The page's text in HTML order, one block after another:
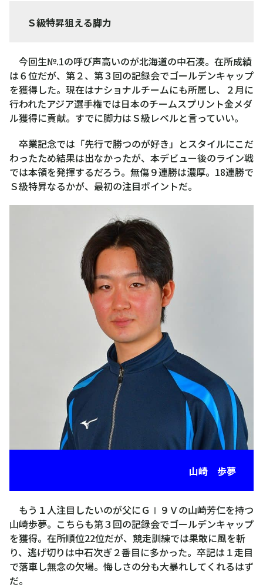
Ｓ級特昇狙える脚力
今回生№.1の呼び声高いのが北海道の中石湊。在所成績
は６位だが、第２、第３回の記録会でゴールデンキャップ
を獲得した。現在はナショナルチームにも所属し、２月に
行われたアジア選手権では日本のチームスプリント金メダ
ル獲得に貢献。すでに脚力はＳ級レベルと言っていい。
卒業記念では「先行で勝つのが好き」とスタイルにこだ
わったため結果は出なかったが、本デビュー後のライン戦
では本領を発揮するだろう。無傷９連勝は濃厚。18連勝で
Ｓ級特昇なるかが、最初の注目ポイントだ。
山崎 歩夢
もう１人注目したいのが父にＧⅠ９Ｖの山崎芳仁を持つ
山崎歩夢。こちらも第３回の記録会でゴールデンキャップ
を獲得。在所順位22位だが、競走訓練では果敢に風を斬
り、逃げ切りは中石次ぎ２番目に多かった。卒記は１走目
で落車し無念の欠場。悔しさの分も大暴れしてくれるはず
だ。